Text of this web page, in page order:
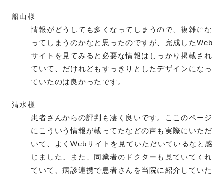
船山様
情報がどうしても多くなってしまうので、複雑にな
ってしまうのかなと思ったのですが、完成したWeb
サイトを見てみると必要な情報はしっかり掲載され
ていて、だけれどもすっきりとしたデザインになっ
ていたのは良かったです。
清水様
患者さんからの評判も凄く良いです。ここのページ
にこういう情報が載ってたなどの声も実際にいただ
いて、よくWebサイトを見ていただいているなと感
じました。また、同業者のドクターも見ていてくれ
ていて、病診連携で患者さんを当院に紹介していた